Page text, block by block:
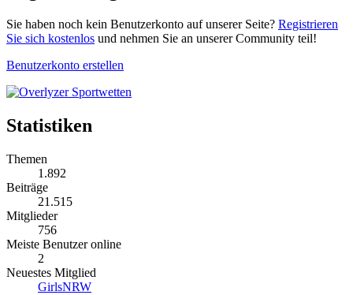
Sie haben noch kein Benutzerkonto auf unserer Seite? Registrieren
Sie sich kostenlos und nehmen Sie an unserer Community teil!
Benutzerkonto erstellen
Statistiken
Themen
1.892
Beiträge
21.515
Mitglieder
756
Meiste Benutzer online
2
Neuestes Mitglied
GirlsNRW